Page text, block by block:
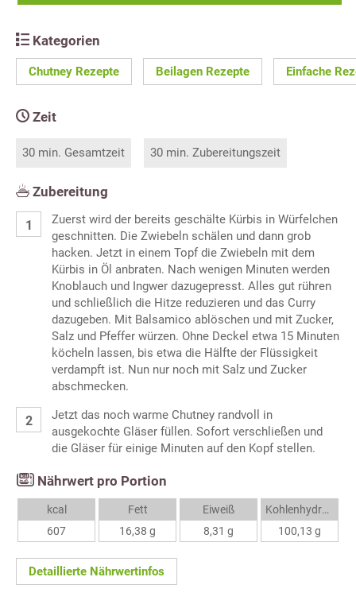
Kategorien
Chutney Rezepte Beilagen Rezepte Einfache
Zeit
30 min. Gesamtzeit 30 min. Zubereitungszeit
Zubereitung
Zuerst wird der bereits geschälte Kürbis in Würfelchen
geschnitten. Die Zwiebeln schälen und dann grob
hacken. Jetzt in einem Topf die Zwiebeln mit dem
Kürbis in Öl anbraten. Nach wenigen Minuten werden
Knoblauch und Ingwer dazugepresst. Alles gut rühren
und schließlich die Hitze reduzieren und das Curry
dazugeben. Mit Balsamico ablöschen und mit Zucker,
Salz und Pfeffer würzen. Ohne Deckel etwa 15 Minuten
köcheln lassen, bis etwa die Hälfte der Flüssigkeit
verdampft ist. Nun nur noch mit Salz und Zucker
abschmecken.
Jetzt das noch warme Chutney randvoll in
ausgekochte Gläser füllen. Sofort verschließen und
die Gläser für einige Minuten auf den Kopf stellen.
Nährwert pro Portion
kcal
607
Fett
16,38 g
Eiweiß
8,31 g
Kohlenhydrate
100,13 g
Detaillierte Nährwertinfos